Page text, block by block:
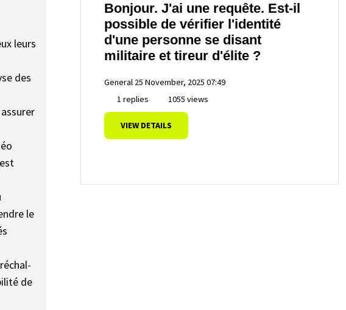
leurs
des
le
de
Bonjour. J'ai une requête. Est-il
possible de vérifier l'identité
d'une personne se disant
militaire et tireur d'élite ?
General 25 November, 2025 07:49
1 replies
1055 views
VIEW DETAILS